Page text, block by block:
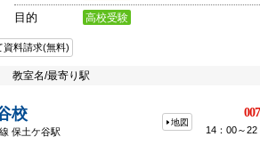
目的 高校受験
資料請求(無料)
教室名/最寄り駅
校
保土ケ谷駅
地図
14：00～